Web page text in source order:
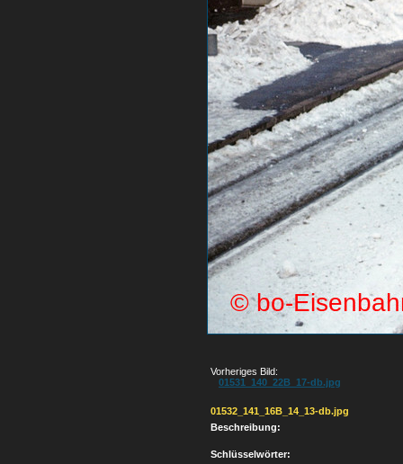
Vorheriges Bild:
01531_140_22B_17-db.jpg
01532_141_16B_14_13-db.jpg
Beschreibung:
Schlüsselwörter: